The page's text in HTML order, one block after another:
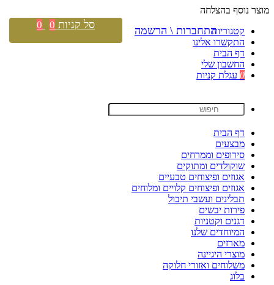
מוצר נוסף בהצלחה
קטגוריות
התקשרו אלינו
דף הבית
החשבון שלי
0 עגלת קניות
דף הבית
מבצעים
סירופים וממרחים
שוקולדים ומתוקים
אגוזים ופיצוחים טבעיים
אגוזים ופיצוחים קלויים ומלוחים
תבלינים ועשבי תיבול
פירות יבשים
דגנים וקטניות
המיוחדים שלנו
מארזים
מוצרי היגיינה
משלוחים ואזורי חלוקה
בלוג
התחברות \ הרשמה סל קניות 0
0